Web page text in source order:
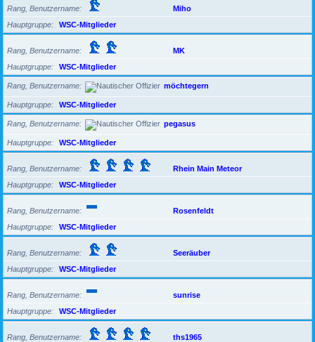
Rang, Benutzername
Miho
Hauptgruppe
WSC-Mitglieder
Rang, Benutzername
MK
Hauptgruppe
WSC-Mitglieder
Rang, Benutzername möchtegern
Hauptgruppe WSC-Mitglieder
Rang, Benutzername pegasus
Hauptgruppe WSC-Mitglieder
Rang, Benutzername
Rhein Main Meteor
Hauptgruppe
WSC-Mitglieder
Rang, Benutzername
Rosenfeldt
Hauptgruppe
WSC-Mitglieder
Rang, Benutzername
Seeräuber
Hauptgruppe
WSC-Mitglieder
Rang, Benutzername
sunrise
Hauptgruppe
WSC-Mitglieder
Rang, Benutzername
ths1965